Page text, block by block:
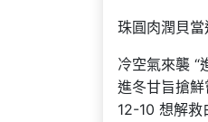
珠圓肉潤貝當
冷空氣來襲 “
進冬甘旨搶
12-10 想解救